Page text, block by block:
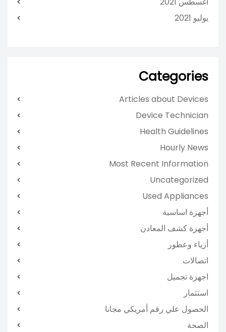
يوليو 2021
Categories
Articles about Devices
Device Technician
Health Guidelines
Hourly News
Most Recent Information
Uncategorized
Used Appliances
أجهزة اساسية
أجهزة كشف المعادن
أزياء وعطور
اتصالات
اجهزة تجميل
استثمار
الحصول علي رقم أمريكي مجانا
الصحة